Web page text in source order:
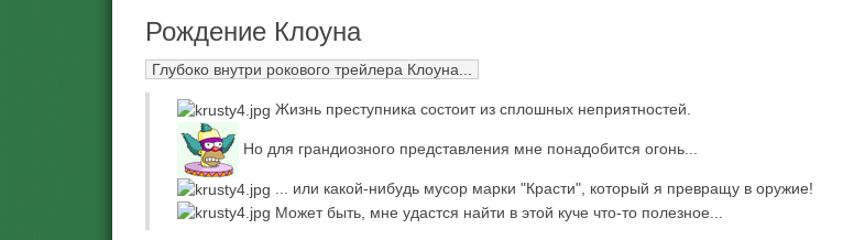
Рождение Клоуна
Глубоко внутри рокового трейлера Клоуна...
Жизнь преступника состоит из сплошных неприятностей.
Но для грандиозного представления мне понадобится огонь...
... или какой-нибудь мусор марки "Красти", который я превращу в оружие!
Может быть, мне удастся найти в этой куче что-то полезное...